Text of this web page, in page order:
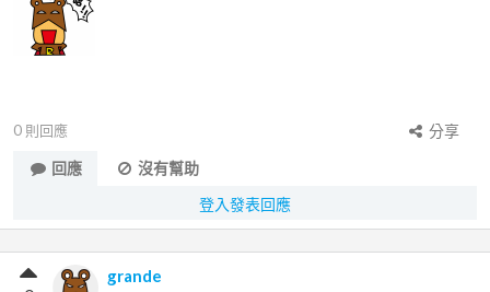
0 則回應
分享
回應
沒有幫助
登入發表回應
grande